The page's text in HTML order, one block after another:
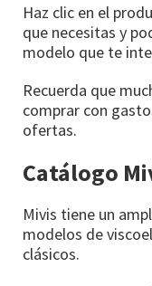
Haz clic en el
que necesitas y
modelo que te
Recuerda que
comprar con
ofertas.
Catálogo
Mivis tiene un
modelos de
clásicos.